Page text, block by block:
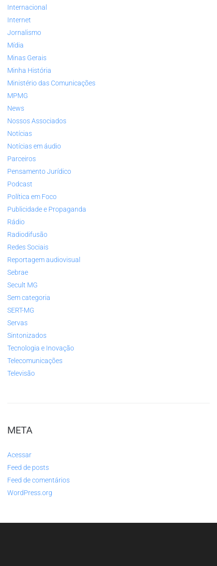
Internacional
Internet
Jornalismo
Mídia
Minas Gerais
Minha História
Ministério das Comunicações
MPMG
News
Nossos Associados
Notícias
Notícias em áudio
Parceiros
Pensamento Jurídico
Podcast
Política em Foco
Publicidade e Propaganda
Rádio
Radiodifusão
Redes Sociais
Reportagem audiovisual
Sebrae
Secult MG
Sem categoria
SERT-MG
Servas
Sintonizados
Tecnologia e Inovação
Telecomunicações
Televisão
META
Acessar
Feed de posts
Feed de comentários
WordPress.org